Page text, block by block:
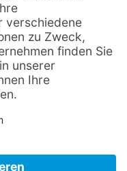
für alle Kassen)